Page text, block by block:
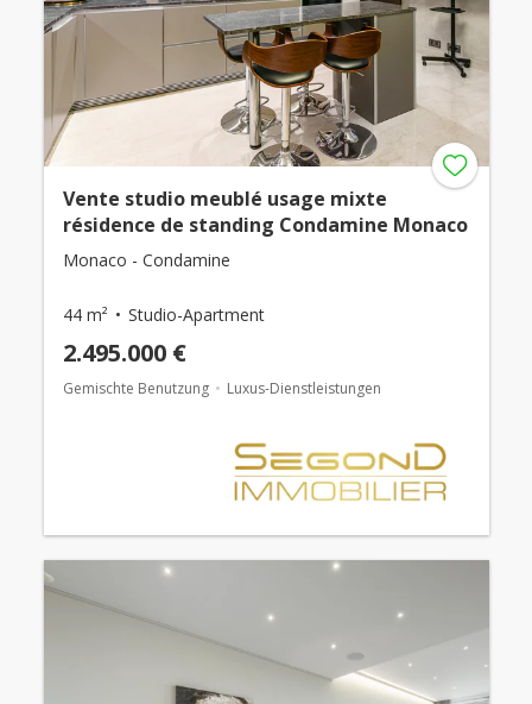
Vente studio meublé usage mixte
résidence de standing Condamine Monaco
Monaco - Condamine
44 m² Studio-Apartment
2.495.000 €
Gemischte Benutzung Luxus-Dienstleistungen